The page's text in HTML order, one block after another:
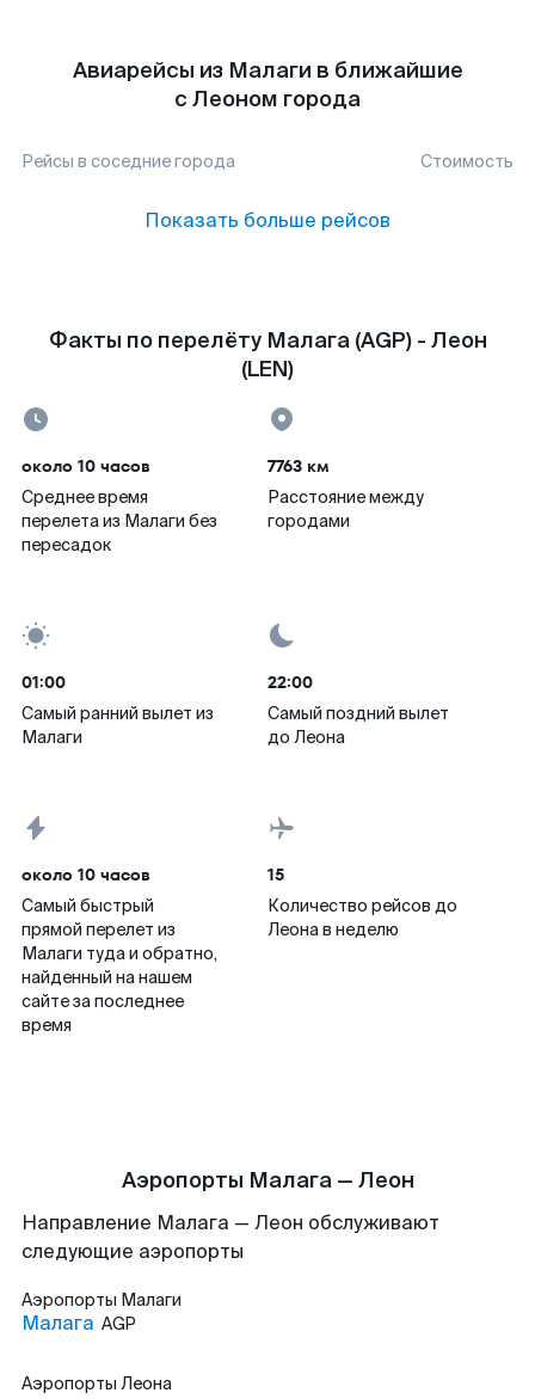
Авиарейсы из Малаги в ближайшие
с Леоном города
Рейсы в соседние города Стоимость
Показать больше рейсов
Факты по перелёту Малага (AGP) - Леон
(LEN)
около 10 часов
Среднее время
перелета из Малаги без
пересадок
7763 км
Расстояние между
городами
01:00
Самый ранний вылет из
Малаги
22:00
Самый поздний вылет
до Леона
около 10 часов
Самый быстрый
прямой перелет из
Малаги туда и обратно,
найденный на нашем
сайте за последнее
время
15
Количество рейсов до
Леона в неделю
Аэропорты Малага — Леон
Направление Малага — Леон обслуживают
следующие аэропорты
Аэропорты Малаги
Малага AGP
Аэропорты Леона